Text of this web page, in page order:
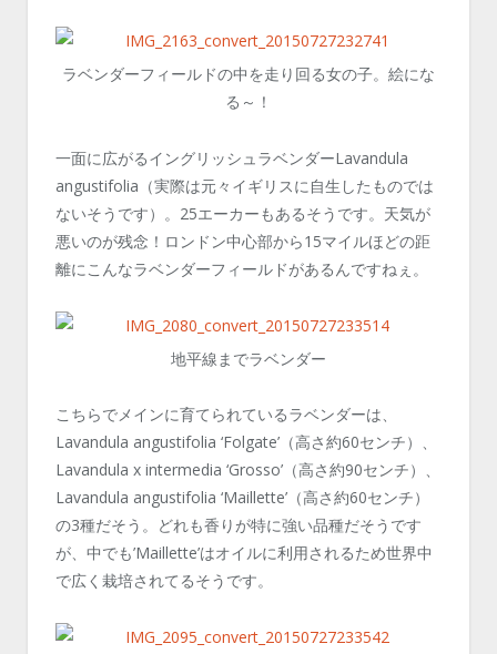
ラベンダーフィールドの中を走り回る女の子。絵にな
る～！
一面に広がるイングリッシュラベンダーLavandula
angustifolia（実際は元々イギリスに自生したものでは
ないそうです）。25エーカーもあるそうです。天気が
悪いのが残念！ロンドン中心部から15マイルほどの距
離にこんなラベンダーフィールドがあるんですねぇ。
地平線までラベンダー
こちらでメインに育てられているラベンダーは、
Lavandula angustifolia ‘Folgate’（高さ約60センチ）、
Lavandula x intermedia ‘Grosso’（高さ約90センチ）、
Lavandula angustifolia ‘Maillette’（高さ約60センチ）
の3種だそう。どれも香りが特に強い品種だそうです
が、中でも’Maillette’はオイルに利用されるため世界中
で広く栽培されてるそうです。